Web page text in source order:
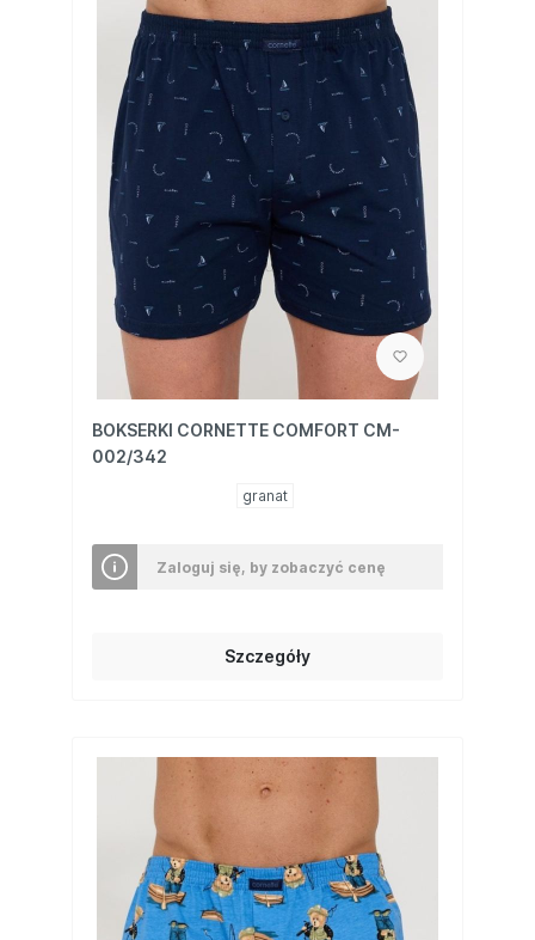
BOKSERKI CORNETTE COMFORT CM-
002/342
granat
Zaloguj się, by zobaczyć cenę
Szczegóły